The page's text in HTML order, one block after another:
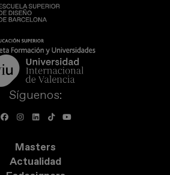
Síguenos:
Masters
Actualidad